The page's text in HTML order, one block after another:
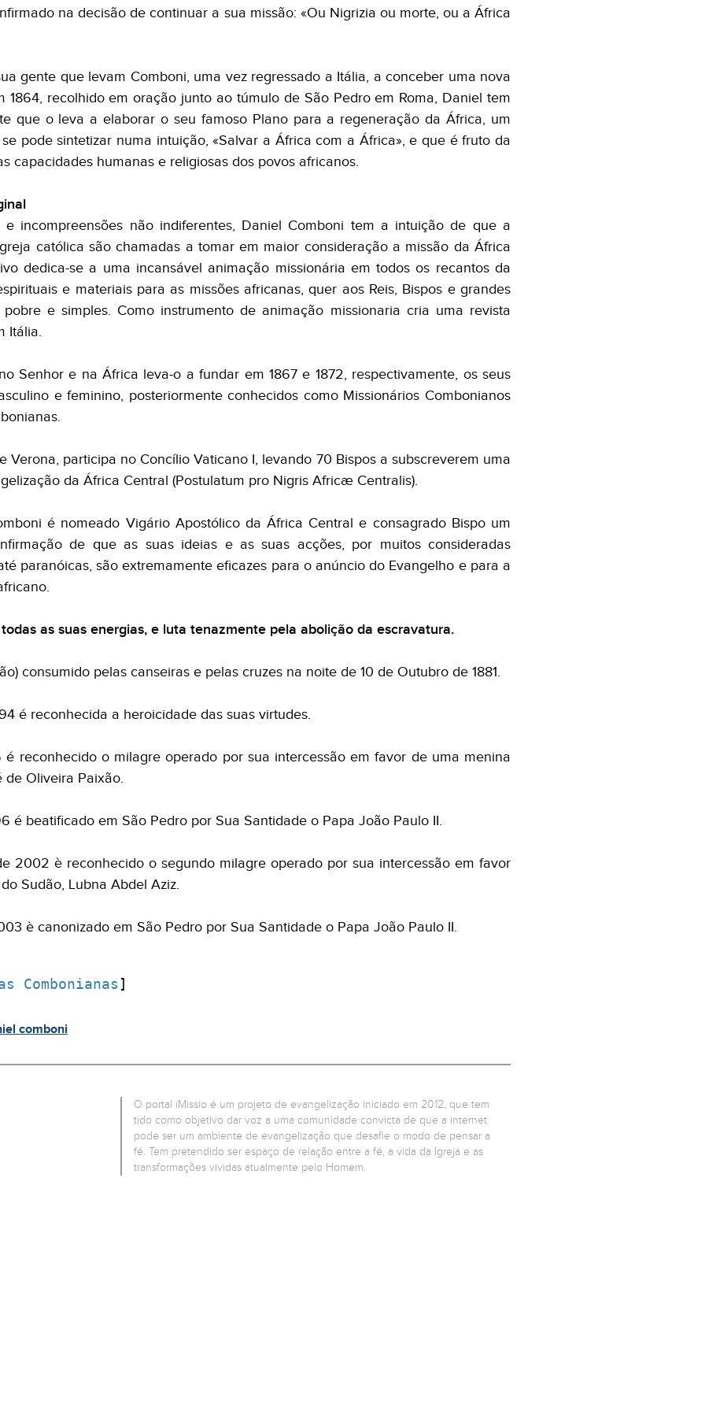
na decisão de continuar a sua missão: «Ou Nigrizia ou morte, ou a África
gente que levam Comboni, uma vez regressado a Itália, a conceber uma nova
1864, recolhido em oração junto ao túmulo de São Pedro em Roma, Daniel tem
que o leva a elaborar o seu famoso Plano para a regeneração da África, um
pode sintetizar numa intuição, «Salvar a África com a África», e que é fruto da
capacidades humanas e religiosas dos povos africanos.
incompreensões não indiferentes, Daniel Comboni tem a intuição de que a
católica são chamadas a tomar em maior consideração a missão da África
dedica-se a uma incansável animação missionária em todos os recantos da
e materiais para as missões africanas, quer aos Reis, Bispos e grandes
e simples. Como instrumento de animação missionaria cria uma revista
Itália.
Senhor e na África leva-o a fundar em 1867 e 1872, respectivamente, os seus
e feminino, posteriormente conhecidos como Missionários Combonianos
Verona, participa no Concílio Vaticano I, levando 70 Bispos a subscreverem uma
da África Central (Postulatum pro Nigris Africæ Centralis).
é nomeado Vigário Apostólico da África Central e consagrado Bispo um
de que as suas ideias e as suas acções, por muitos consideradas
paranóicas, são extremamente eficazes para o anúncio do Evangelho e para a
as suas energias, e luta tenazmente pela abolição da escravatura.
consumido pelas canseiras e pelas cruzes na noite de 10 de Outubro de 1881.
é reconhecida a heroicidade das suas virtudes.
reconhecido o milagre operado por sua intercessão em favor de uma menina
de Oliveira Paixão.
é beatificado em São Pedro por Sua Santidade o Papa João Paulo II.
2002 è reconhecido o segundo milagre operado por sua intercessão em favor
Sudão, Lubna Abdel Aziz.
è canonizado em São Pedro por Sua Santidade o Papa João Paulo II.
Combonianas ]
comboni
O portal iMissio é um projeto de evangelização iniciado em 2012, que tem
tido como objetivo dar voz a uma comunidade convicta de que a internet
pode ser um ambiente de evangelização que desafie o modo de pensar a
fé. Tem pretendido ser espaço de relação entre a fé, a vida da Igreja e as
transformações vividas atualmente pelo Homem.